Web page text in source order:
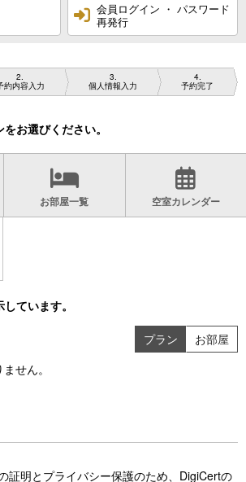
会員ログイン ・ パスワード
再発行
2
約内容入力
3
個人情報入力
4
予約完了
お選びください。
お部屋一覧 空室カレンダー
ています。
プラン
お部屋
せん。
証明とプライバシー保護のため、DigiCertの